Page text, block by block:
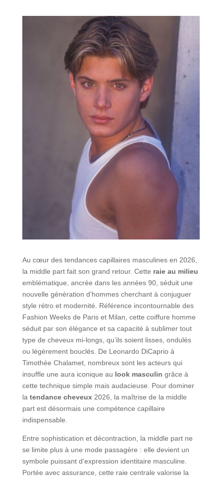
Au cœur des tendances capillaires masculines en 2026,
la middle part fait son grand retour. Cette raie au milieu
emblématique, ancrée dans les années 90, séduit une
nouvelle génération d’hommes cherchant à conjuguer
style rétro et modernité. Référence incontournable des
Fashion Weeks de Paris et Milan, cette coiffure homme
séduit par son élégance et sa capacité à sublimer tout
type de cheveux mi-longs, qu’ils soient lisses, ondulés
ou légèrement bouclés. De Leonardo DiCaprio à
Timothée Chalamet, nombreux sont les acteurs qui
insuffle une aura iconique au look masculin grâce à
cette technique simple mais audacieuse. Pour dominer
la tendance cheveux2026, la maîtrise de la middle
part est désormais une compétence capillaire
indispensable.
Entre sophistication et décontraction, la middle part ne
se limite plus à une mode passagère : elle devient un
symbole puissant d’expression identitaire masculine.
Portée avec assurance, cette raie centrale valorise la